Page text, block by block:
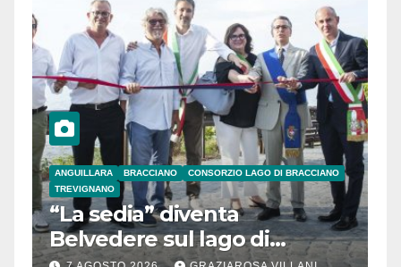
ANGUILLARA BRACCIANO
CONSORZIO LAGO DI BRACCIANO
TREVIGNANO
“La sedia” diventa
Belvedere sul lago di